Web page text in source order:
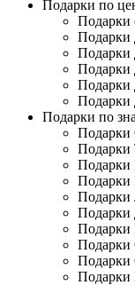
Подарки по
Подарки
Подарки
Подарки
Подарки
Подарки
Подарки
Подарки по
Подарки
Подарки
Подарки
Подарки
Подарки
Подарки
Подарки
Подарки
Подарки
Подарки